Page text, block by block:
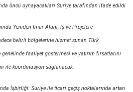
öncü oynayacakları Suriye tarafından ifade edildi.
Yeniden İmar Alanı, İş ve Projelere
belirli bölgelerine hizmet sunan Türk
faaliyet göstermesi ve yatırım fırsatlarını
ile koordinasyon sağlanacak.
İşbirliği: Suriye ile ticari geçiş noktalarında artan